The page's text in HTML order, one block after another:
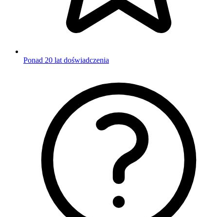
Ponad 20 lat doświadczenia